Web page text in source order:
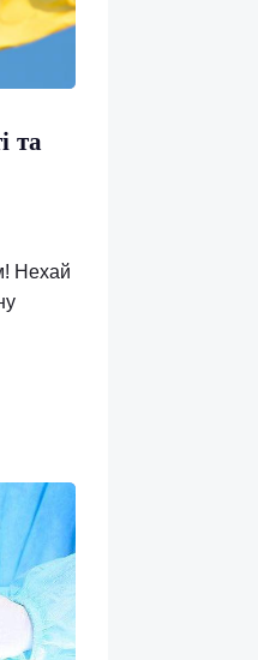
гордості та
із цим святом! Нехай
та вільну